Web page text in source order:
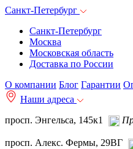
Санкт-Петербург
Санкт-Петербург
Москва
Московская область
Доставка по России
О компании Блог Гарантии
Наши адреса
просп. Энгельса, 145к1
просп. Алекс. Фермы, 29ВГ